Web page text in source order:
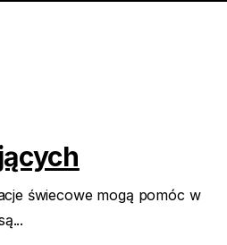
świecowe mogą pomóc w